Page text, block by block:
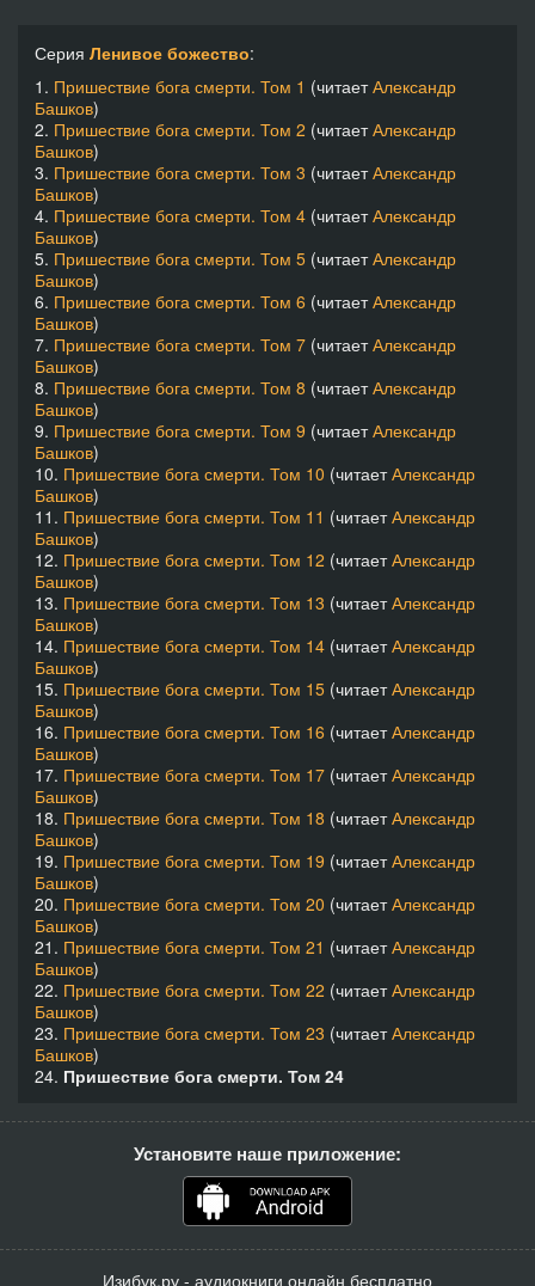
Серия Ленивое божество:
1. Пришествие бога смерти. Том 1 (читаетАлександр
Башков)
2. Пришествие бога смерти. Том 2 (читаетАлександр
Башков)
3. Пришествие бога смерти. Том 3 (читаетАлександр
Башков)
4. Пришествие бога смерти. Том 4 (читаетАлександр
Башков)
5. Пришествие бога смерти. Том 5 (читаетАлександр
Башков)
6. Пришествие бога смерти. Том 6 (читаетАлександр
Башков)
7. Пришествие бога смерти. Том 7 (читаетАлександр
Башков)
8. Пришествие бога смерти. Том 8 (читаетАлександр
Башков)
9. Пришествие бога смерти. Том 9 (читаетАлександр
Башков)
10. Пришествие бога смерти. Том 10 (читаетАлександр
Башков)
11. Пришествие бога смерти. Том 11 (читаетАлександр
Башков)
12. Пришествие бога смерти. Том 12 (читаетАлександр
Башков)
13. Пришествие бога смерти. Том 13 (читаетАлександр
Башков)
14. Пришествие бога смерти. Том 14 (читаетАлександр
Башков)
15. Пришествие бога смерти. Том 15 (читаетАлександр
Башков)
16. Пришествие бога смерти. Том 16 (читаетАлександр
Башков)
17. Пришествие бога смерти. Том 17 (читаетАлександр
Башков)
18. Пришествие бога смерти. Том 18 (читаетАлександр
Башков)
19. Пришествие бога смерти. Том 19 (читаетАлександр
Башков)
20. Пришествие бога смерти. Том 20 (читаетАлександр
Башков)
21. Пришествие бога смерти. Том 21 (читаетАлександр
Башков)
22. Пришествие бога смерти. Том 22 (читаетАлександр
Башков)
23. Пришествие бога смерти. Том 23 (читаетАлександр
Башков)
24. Пришествие бога смерти. Том 24
Установите наше приложение:
Изибук.ру - аудиокниги онлайн бесплатно